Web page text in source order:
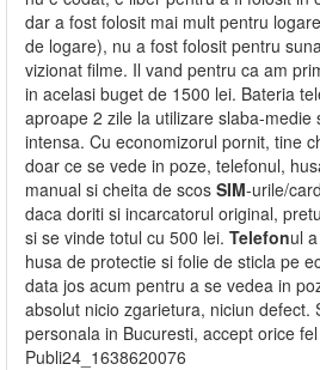
dar a fost folosit mai mult pentru
de logare), nu a fost folosit pentru
vizionat filme. Il vand pentru ca am
in acelasi buget de 1500 lei. Bateria
aproape 2 zile la utilizare slaba-medie
intensa. Cu economizorul pornit, tine
doar ce se vede in poze, telefonul,
manual si cheita de scos SIM-urile/
daca doriti si incarcatorul original,
si se vinde totul cu 500 lei. Telefonul
husa de protectie si folie de sticla pe
data jos acum pentru a se vedea in
absolut nicio zgarietura, niciun defect.
personala in Bucuresti, accept orice
Publi24_1638620076